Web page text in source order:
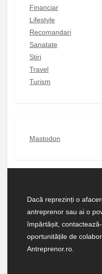
Financiar
Lifestyle
Recomandari
Sanatate
Stiri
Travel
Turism
Mastodon
Dacă reprezinți o
antreprenor sau ai o
împărtășit,
oportunitățile de
Antreprenor.ro.